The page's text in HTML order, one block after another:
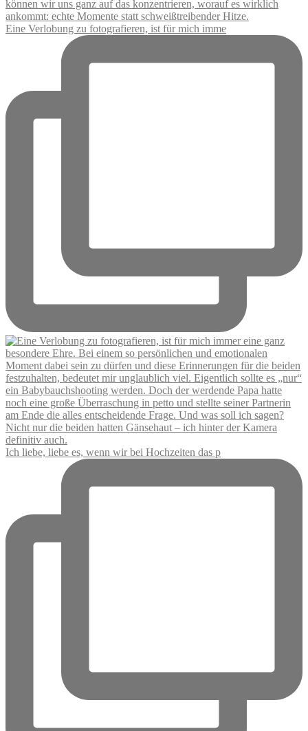
Eine Verlobung zu fotografieren, ist für mich imme
Ich liebe, liebe es, wenn wir bei Hochzeiten das p